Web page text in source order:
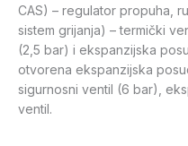
CAS) – regulator propuha,
sistem grijanja) – termički
(2,5 bar) i ekspanzijska
otvorena ekspanzijska
sigurnosni ventil (6 bar),
ventil.